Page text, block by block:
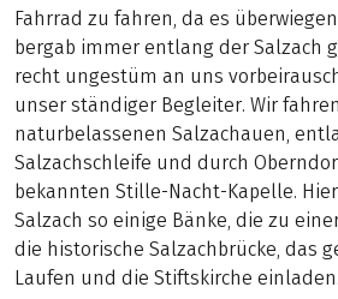
Fahrrad zu fahren, da es
bergab immer entlang der Salzach
recht ungestüm an uns
unser ständiger Begleiter. Wir
naturbelassenen Salzachauen,
Salzachschleife und durch
bekannten Stille-Nacht-Kapelle.
Salzach so einige Bänke, die zu
die historische Salzachbrücke, das
Laufen und die Stiftskirche einladen.